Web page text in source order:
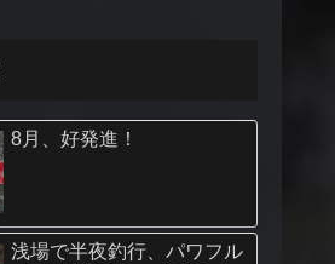
8月、好発進！
浅場で半夜釣行、パワフル